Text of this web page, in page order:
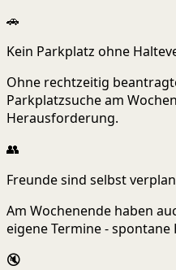
🚗
Kein Parkplatz ohne
Ohne rechtzeitig
Parkplatzsuche am
Herausforderung.
👥
Freunde sind selbst
Am Wochenende haben
eigene Termine - spontane
🔇